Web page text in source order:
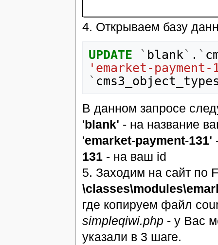
4. Открываем базу
UPDATE ` blank` . `
'emarket-payment-
`
В данном запросе
'blank' - на название
'emarket-payment-131'
131- на ваш id
5. Заходим на сайт по
где копируем файл
simpleqiwi.php - у Вас
указали в 3 шаге.